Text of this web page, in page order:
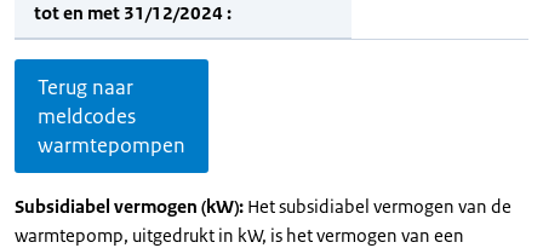
tot en met 31/12/2024 :
Terug naar
meldcodes
warmtepompen
Subsidiabel vermogen (kW): Het subsidiabel vermogen van de
warmtepomp, uitgedrukt in kW, is het vermogen van een